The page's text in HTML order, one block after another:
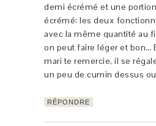
demi écrémé et une
écrémé: les deux
avec la même quantité au
on peut faire léger et bon…
mari te remercie, il se
un peu de cumin dessus
RÉPONDRE